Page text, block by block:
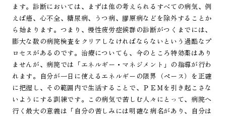
ます。診断においては、まずは他の考えられるすべての病気、例
えば癌、心不全、糖尿病、うつ病、膠原病などを除外することか
ら始まります。つまり、慢性疲労症候群の診断がつくまでには、
膨大な数の病院検査をクリアしなければならないという過酷なプ
ロセスがあるのです。治療についても、今のところ特効薬はあり
ませんが、病院では「エネルギー・マネジメント」の指導が行わ
れます。自分が一日に使えるエネルギーの限界（ペース）を正確
に把握し、その範囲内で生活することで、ＰＥＭを引き起こさな
いようにする訓練です。この病気で苦しむ人々にとって、病院へ
行く最大の意義は「自分の苦しみには明確な病名があり、自分は